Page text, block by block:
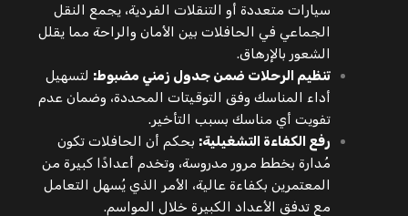
سيارات متعددة أو التنقلات الفردية، يجمع النقل
الجماعي في الحافلات بين الأمان والراحة مما يقلل
الشعور بالإرهاق.
تنظيم الرحلات ضمن جدول زمني مضبوط: لتسهيل
أداء المناسك وفق التوقيتات المحددة، وضمان عدم
تفويت أي مناسك بسبب التأخير.
رفع الكفاءة التشغيلية: بحكم أن الحافلات تكون
مُدارة بخطط مرور مدروسة، وتخدم أعدادًا كبيرة من
المعتمرين بكفاءة عالية، الأمر الذي يُسهل التعامل
مع تدفق الأعداد الكبيرة خلال المواسم.